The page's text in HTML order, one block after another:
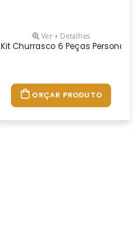
Ver + Detalhes
Kit Churrasco 6 Peças
ORÇAR PRODUTO